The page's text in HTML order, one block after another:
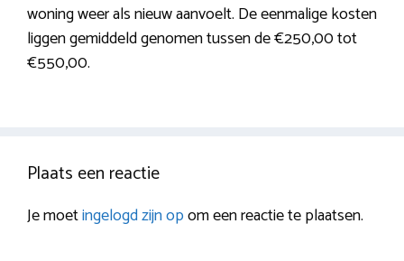
woning weer als nieuw aanvoelt. De eenmalige kosten
liggen gemiddeld genomen tussen de €250,00 tot
€550,00.
Plaats een reactie
Je moetingelogd zijn opom een reactie te plaatsen.